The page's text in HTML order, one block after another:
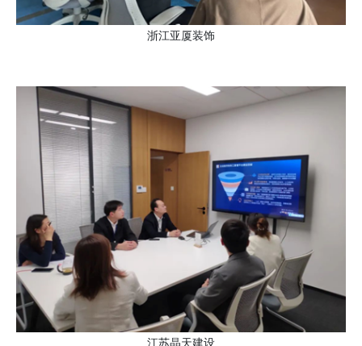
浙江亚厦装饰
江苏晶天建设